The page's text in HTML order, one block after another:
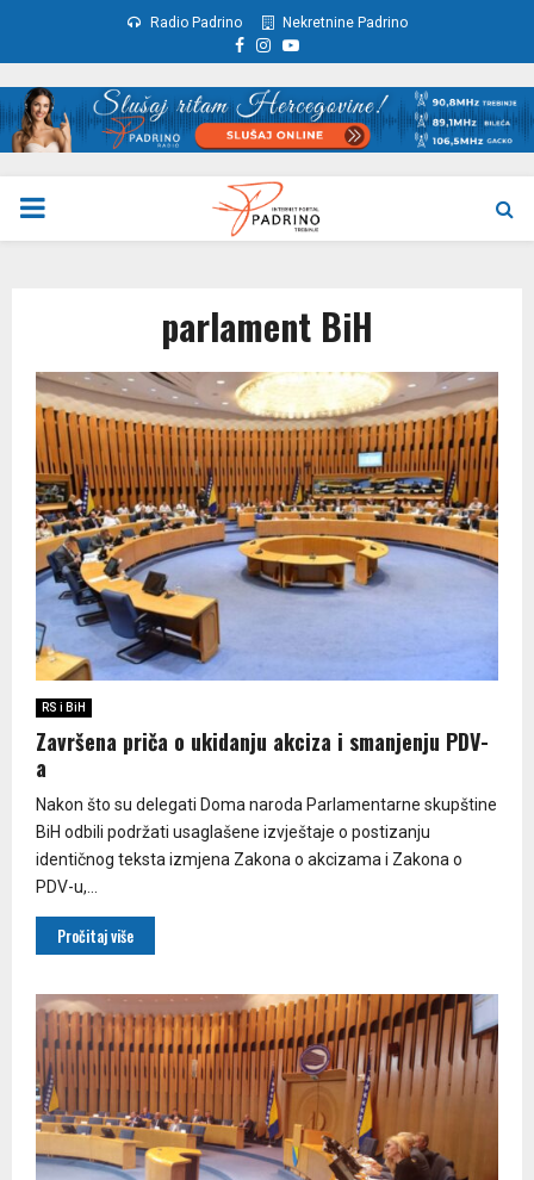
Radio Padrino Nekretnine Padrino
Facebook
Instagram
Youtube
PRIMARY
parlament BiH
RS i BiH
Završena priča o ukidanju akciza i smanjenju PDV-
a
Nakon što su delegati Doma naroda Parlamentarne skupštine
BiH odbili podržati usaglašene izvještaje o postizanju
identičnog teksta izmjena Zakona o akcizama i Zakona o
PDV-u,...
Pročitaj više